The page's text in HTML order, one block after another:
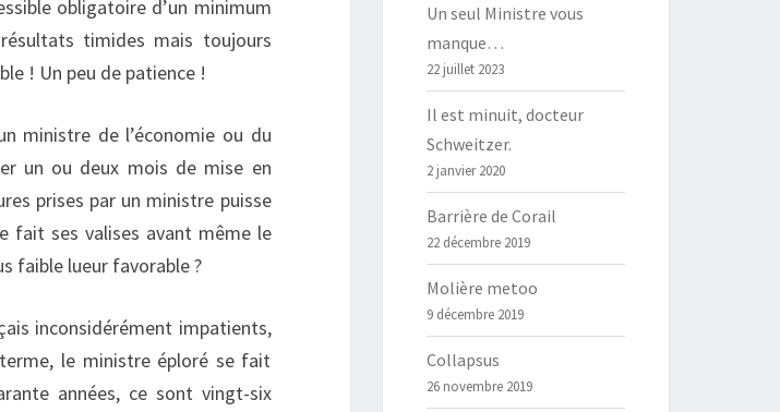
obligatoire d’un minimum
timides mais toujours
! Un peu de patience !
ministre de l’économie ou du
un ou deux mois de mise en
prises par un ministre puisse
fait ses valises avant même le
faible lueur favorable ?
inconsidérément impatients,
le ministre éploré se fait
années, ce sont vingt-six
Un seul Ministre vous
manque…
22 juillet 2023
Il est minuit, docteur
Schweitzer.
2 janvier 2020
Barrière de Corail
22 décembre 2019
Molière metoo
9 décembre 2019
Collapsus
26 novembre 2019